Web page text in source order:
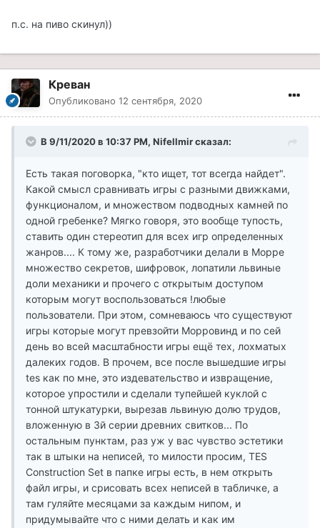
п.с. на пиво скинул))
Креван
Опубликовано 12 сентября, 2020
В 9/11/2020 в 10:37 PM, Nifellmir сказал:
Есть такая поговорка, "кто ищет, тот всегда найдет".
Какой смысл сравнивать игры с разными движками,
функционалом, и множеством подводных камней по
одной гребенке? Мягко говоря, это вообще тупость,
ставить один стереотип для всех игр определенных
жанров.... К тому же, разработчики делали в Морре
множество секретов, шифровок, лопатили львиные
доли механики и прочего с открытым доступом
которым могут воспользоваться !любые
пользователи. При этом, сомневаюсь что существуют
игры которые могут превзойти Морровинд и по сей
день во всей масштабности игры ещё тех, лохматых
далеких годов. В прочем, все после вышедшие игры
tes как по мне, это издевательство и извращение,
которое упростили и сделали тупейшей куклой с
тонной штукатурки, вырезав львиную долю трудов,
вложенную в 3й серии древних свитков... По
остальным пунктам, раз уж у вас чувство эстетики
так в штыки на неписей, то милости просим, TES
Construction Set в папке игры есть, в нем открыть
файл игры, и срисовать всех неписей в табличке, а
там гуляйте месяцами за каждым нипом, и
придумывайте что с ними делать и как им